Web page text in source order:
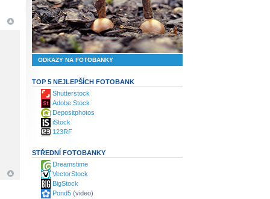
ODKAZY NA FOTOBANKY
TOP 5 NEJLEPŠÍCH FOTOBANK
Shutterstock
Adobe Stock
Depositphotos
iStock
123RF
STŘEDNÍ FOTOBANKY
Dreamstime
VectorStock
BigStock
Pond5 (video)